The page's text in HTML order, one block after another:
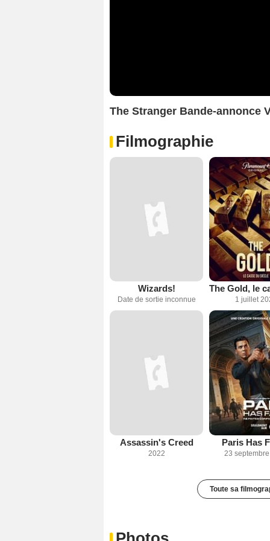
The Stranger Bande-annonce
Filmographie
Wizards!
Date de sortie inconnue 1 juillet
Assassin's Creed
2022
Paris Has
23
Toute sa